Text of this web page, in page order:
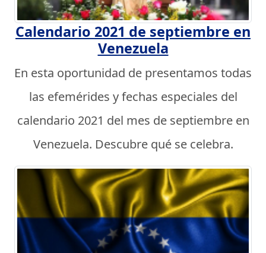
Calendario 2021 de septiembre en
Venezuela
En esta oportunidad de presentamos todas
las efemérides y fechas especiales del
calendario 2021 del mes de septiembre en
Venezuela. Descubre qué se celebra.